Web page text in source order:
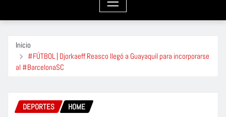
Inicio
#FÚTBOL | Djorkaeff Reasco llegó a Guayaquil para incorporarse
al #BarcelonaSC
DEPORTES HOME